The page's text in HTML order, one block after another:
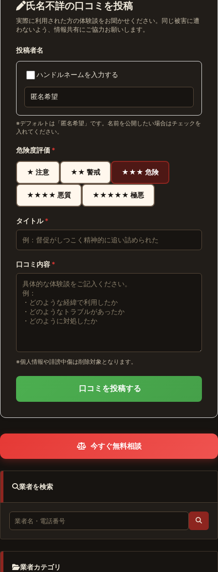
氏名不詳の口コミを投稿
実際に利用された方の体験談をお聞かせください。同じ被害に遭
わないよう、情報共有にご協力お願いします。
投稿者名
ハンドルネームを入力する
※デフォルトは「匿名希望」です。名前を公開したい場合はチェックを
入れてください。
危険度評価 *
★ 注意 ★★ 警戒 ★★★ 危険
★★★★ 悪質 ★★★★★ 極悪
タイトル*
口コミ内容 *
※個人情報や誹謗中傷は削除対象となります。
口コミを投稿する
今すぐ無料相談
業者を検索
業者カテゴリ